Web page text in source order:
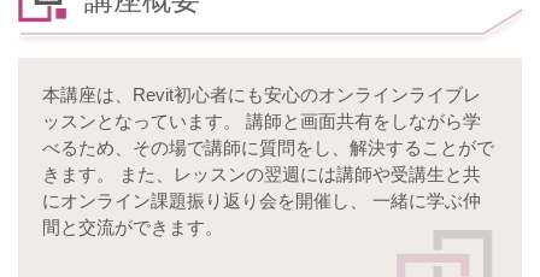
本講座は、Revit初心者にも安心のオンラインライブレ
ッスンとなっています。 講師と画面共有をしながら学
べるため、その場で講師に質問をし、解決することがで
きます。 また、レッスンの翌週には講師や受講生と共
にオンライン課題振り返り会を開催し、 一緒に学ぶ仲
間と交流ができます。